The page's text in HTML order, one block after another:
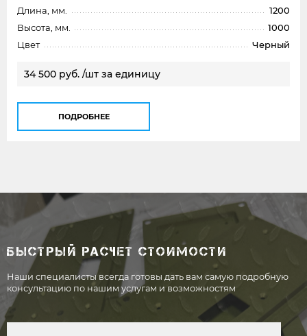
Длина, мм.
1200
Высота, мм.
1000
Цвет
Черный
34 500 руб. /шт за единицу
ПОДРОБНЕЕ
БЫСТРЫЙ РАСЧЕТ СТОИМОСТИ
Наши специалисты всегда готовы дать вам самую подробную
консультацию по нашим услугам и возможностям